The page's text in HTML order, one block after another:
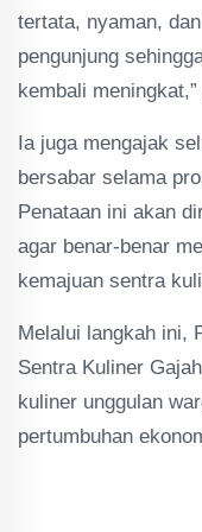
tertata, nyaman,
pengunjung
kembali
Ia juga mengajak
bersabar selama
Penataan ini akan
agar benar-benar
kemajuan sentra
Melalui langkah ini,
Sentra Kuliner
kuliner unggulan
pertumbuhan